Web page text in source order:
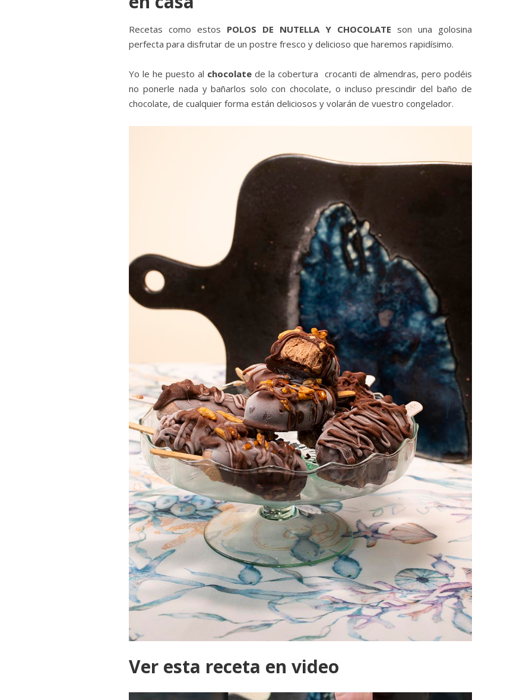
Recetas como estos POLOS DE NUTELLA Y CHOCOLATE son una golosina
perfecta para disfrutar de un postre fresco y delicioso que haremos rapidísimo.
Yo le he puesto al chocolate de la cobertura crocanti de almendras, pero podéis
no ponerle nada y bañarlos solo con chocolate, o incluso prescindir del baño de
chocolate, de cualquier forma están deliciosos y volarán de vuestro congelador.
Ver esta receta en video